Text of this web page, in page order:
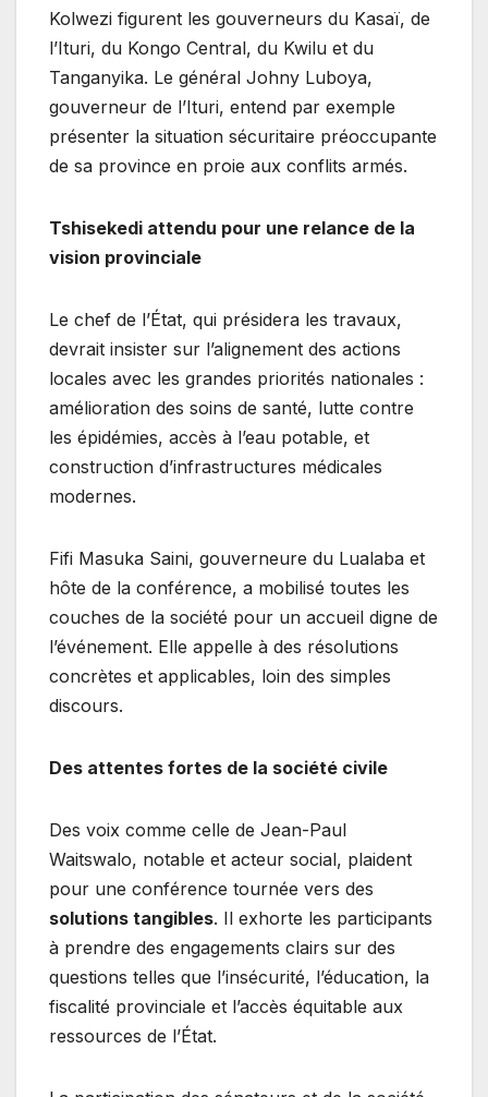
Kolwezi figurent les gouverneurs du Kasaï, de
l’Ituri, du Kongo Central, du Kwilu et du
Tanganyika. Le général Johny Luboya,
gouverneur de l’Ituri, entend par exemple
présenter la situation sécuritaire préoccupante
de sa province en proie aux conflits armés.
Tshisekedi attendu pour une relance de la
vision provinciale
Le chef de l’État, qui présidera les travaux,
devrait insister sur l’alignement des actions
locales avec les grandes priorités nationales :
amélioration des soins de santé, lutte contre
les épidémies, accès à l’eau potable, et
construction d’infrastructures médicales
modernes.
Fifi Masuka Saini, gouverneure du Lualaba et
hôte de la conférence, a mobilisé toutes les
couches de la société pour un accueil digne de
l’événement. Elle appelle à des résolutions
concrètes et applicables, loin des simples
discours.
Des attentes fortes de la société civile
Des voix comme celle de Jean-Paul
Waitswalo, notable et acteur social, plaident
pour une conférence tournée vers des
solutions tangibles. Il exhorte les participants
à prendre des engagements clairs sur des
questions telles que l’insécurité, l’éducation, la
fiscalité provinciale et l’accès équitable aux
ressources de l’État.